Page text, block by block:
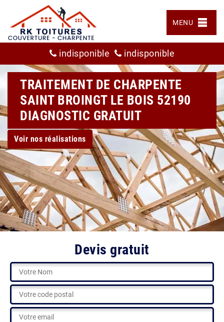
MENU
indisponible indisponible
TRAITEMENT DE CHARPENTE
SAINT BROINGT LE BOIS 52190
DIAGNOSTIC GRATUIT
Voir nos réalisations
Devis gratuit